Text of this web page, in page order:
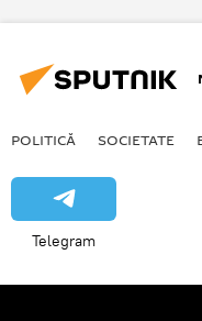
POLITICĂ SOCIETATE
Telegram